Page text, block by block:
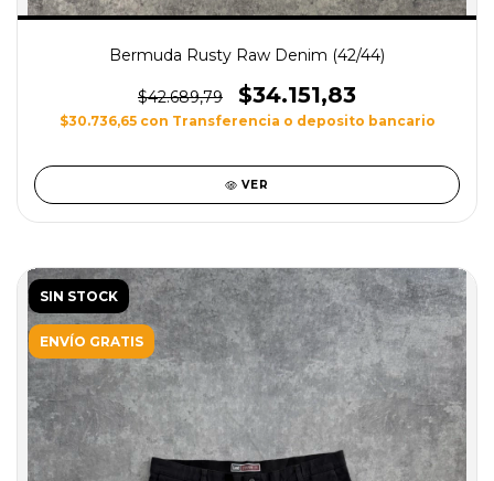
Bermuda Rusty Raw Denim (42/44)
$42.689,79 $34.151,83
$30.736,65 con Transferencia o deposito bancario
VER
SIN STOCK
ENVÍO GRATIS